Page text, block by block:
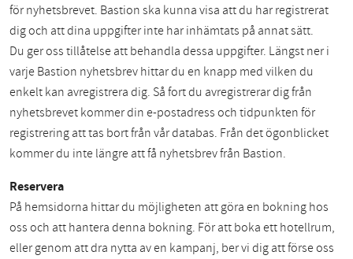
för nyhetsbrevet. Bastion ska kunna visa att du har registrerat
dig och att dina uppgifter inte har inhämtats på annat sätt.
Du ger oss tillåtelse att behandla dessa uppgifter. Längst ner i
varje Bastion nyhetsbrev hittar du en knapp med vilken du
enkelt kan avregistrera dig. Så fort du avregistrerar dig från
nyhetsbrevet kommer din e-postadress och tidpunkten för
registrering att tas bort från vår databas. Från det ögonblicket
kommer du inte längre att få nyhetsbrev från Bastion.
Reservera
På hemsidorna hittar du möjligheten att göra en bokning hos
oss och att hantera denna bokning. För att boka ett hotellrum,
eller genom att dra nytta av en kampanj, ber vi dig att förse oss